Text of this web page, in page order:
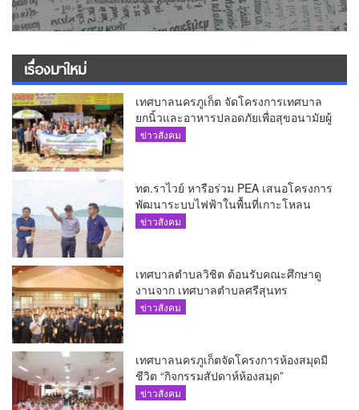
เรื่องมาใหม่
เทศบาลนครภูเก็ต จัดโครงการเทศบาล
ยกนิ้วและอาหารปลอดภัยเพื่อสุขอนามัยผู้
บริโภค
ข่าวสังคม
ทต.ราไวย์ หารือร่วม PEA เสนอโครงการ
พัฒนาระบบไฟฟ้าในพื้นที่เกาะโหลน
ข่าวสังคม
เทศบาลตำบลวิชิต ต้อนรับคณะศึกษาดู
งานจาก เทศบาลตำบลศรีสุนทร
ข่าวสังคม
เทศบาลนครภูเก็ตจัดโครงการห้องสมุดมี
ชีวิต “กิจกรรมสัปดาห์ห้องสมุด”
ข่าวสังคม